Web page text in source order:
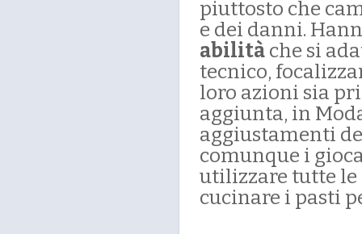
piuttosto che
e dei danni.
abilità che si
tecnico,
loro azioni sia
aggiunta, in
aggiustamenti
comunque i
utilizzare tutte le
cucinare i pasti